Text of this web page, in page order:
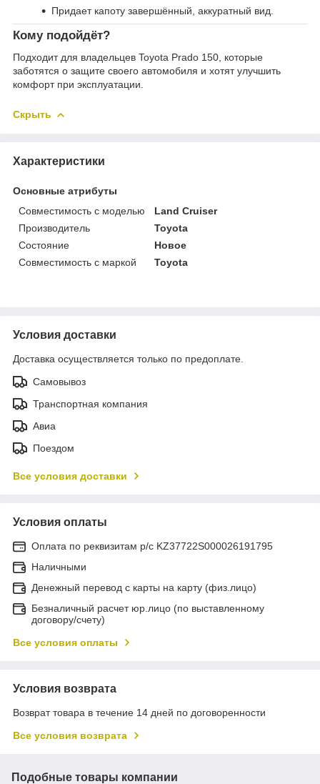
Придает капоту завершённый, аккуратный вид.
Кому подойдёт?
Подходит для владельцев Toyota Prado 150, которые
заботятся о защите своего автомобиля и хотят улучшить
комфорт при эксплуатации.
Скрыть
Характеристики
Основные атрибуты
Совместимость с моделью
Land Cruiser
Производитель
Toyota
Состояние
Новое
Совместимость с маркой
Toyota
Условия доставки
Доставка осуществляется только по предоплате.
Самовывоз
Транспортная компания
Авиа
Поездом
Все условия доставки
Условия оплаты
Оплата по реквизитам р/с KZ37722S000026191795
Наличными
Денежный перевод с карты на карту (физ.лицо)
Безналичный расчет юр.лицо (по выставленному
договору/счету)
Все условия оплаты
Условия возврата
Возврат товара в течение 14 дней по договоренности
Все условия возврата
Подобные товары компании